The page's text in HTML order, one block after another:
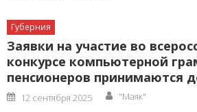
Губерния
Заявки на участие во
конкурсе компьютерной
пенсионеров принимаются
Posted
on
12 сентября 2025 Author
"Маяк"